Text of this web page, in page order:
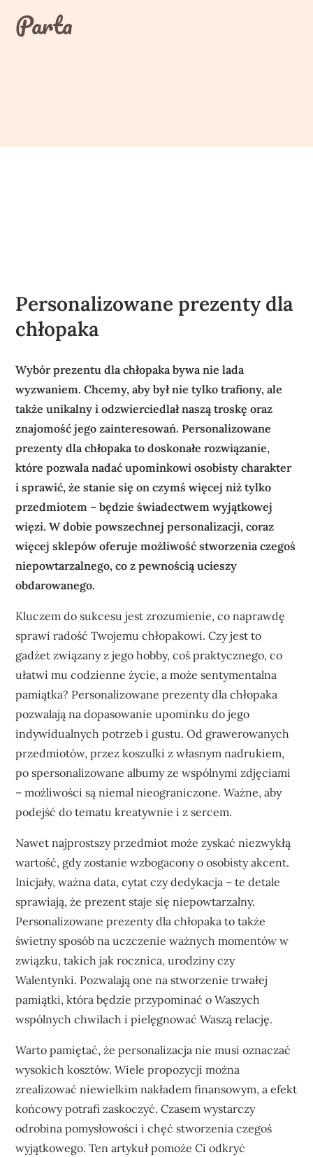
contentParta
Personalizowane prezenty dla
chłopaka
Wybór prezentu dla chłopaka bywa nie lada
wyzwaniem. Chcemy, aby był nie tylko trafiony, ale
także unikalny i odzwierciedlał naszą troskę oraz
znajomość jego zainteresowań. Personalizowane
prezenty dla chłopaka to doskonałe rozwiązanie,
które pozwala nadać upominkowi osobisty charakter
i sprawić, że stanie się on czymś więcej niż tylko
przedmiotem – będzie świadectwem wyjątkowej
więzi. W dobie powszechnej personalizacji, coraz
więcej sklepów oferuje możliwość stworzenia czegoś
niepowtarzalnego, co z pewnością ucieszy
obdarowanego.
Kluczem do sukcesu jest zrozumienie, co naprawdę
sprawi radość Twojemu chłopakowi. Czy jest to
gadżet związany z jego hobby, coś praktycznego, co
ułatwi mu codzienne życie, a może sentymentalna
pamiątka? Personalizowane prezenty dla chłopaka
pozwalają na dopasowanie upominku do jego
indywidualnych potrzeb i gustu. Od grawerowanych
przedmiotów, przez koszulki z własnym nadrukiem,
po spersonalizowane albumy ze wspólnymi zdjęciami
– możliwości są niemal nieograniczone. Ważne, aby
podejść do tematu kreatywnie i z sercem.
Nawet najprostszy przedmiot może zyskać niezwykłą
wartość, gdy zostanie wzbogacony o osobisty akcent.
Inicjały, ważna data, cytat czy dedykacja – te detale
sprawiają, że prezent staje się niepowtarzalny.
Personalizowane prezenty dla chłopaka to także
świetny sposób na uczczenie ważnych momentów w
związku, takich jak rocznica, urodziny czy
Walentynki. Pozwalają one na stworzenie trwałej
pamiątki, która będzie przypominać o Waszych
wspólnych chwilach i pielęgnować Waszą relację.
Warto pamiętać, że personalizacja nie musi oznaczać
wysokich kosztów. Wiele propozycji można
zrealizować niewielkim nakładem finansowym, a efekt
końcowy potrafi zaskoczyć. Czasem wystarczy
odrobina pomysłowości i chęć stworzenia czegoś
wyjątkowego. Ten artykuł pomoże Ci odkryć